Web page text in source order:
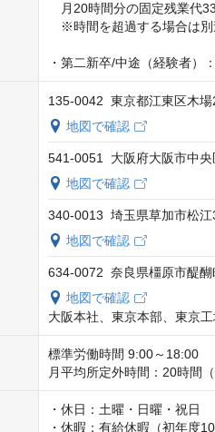
月20時間分の固定残業代
※時間を超過する場合は別
・第二新卒/中途（経験者）
135-0042 東京都江東区木
地図で確認
541-0051 大阪府大阪市中
地図で確認
340-0013 埼玉県草加市松江
地図で確認
634-0072 奈良県橿原市醍醐
地図で確認
大阪本社、東京本部、東京
標準労働時間 9:00～18:00
月平均所定外時間：20時間
・休日：土曜・日曜・祝日
・休暇：有給休暇（初年度